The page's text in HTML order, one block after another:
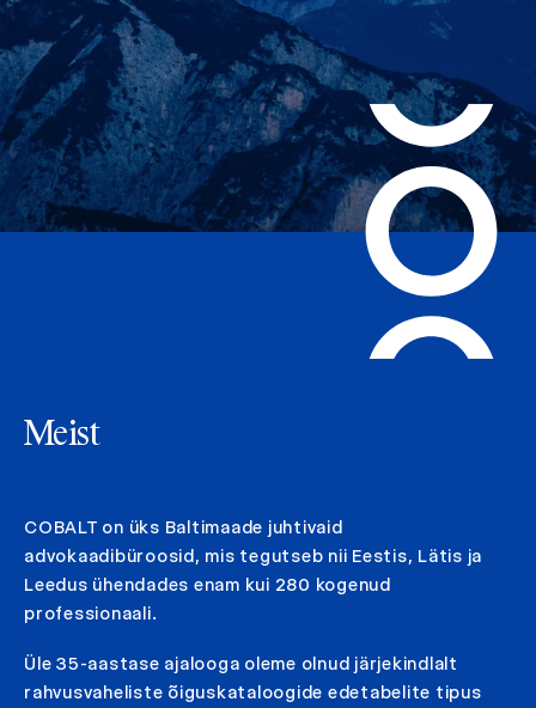
Meist
COBALT on üks Baltimaade juhtivaid
advokaadibüroosid, mis tegutseb nii Eestis, Lätis ja
Leedus ühendades enam kui 280 kogenud
professionaali.
Üle 35-aastase ajalooga oleme olnud järjekindlalt
rahvusvaheliste õiguskataloogide edetabelite tipus